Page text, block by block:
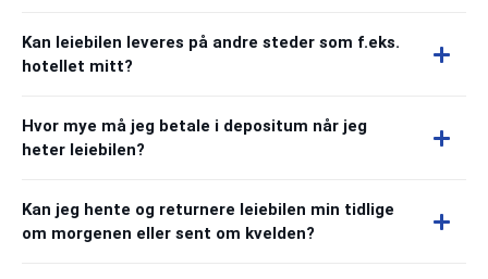
Kan leiebilen leveres på andre steder som f.eks.
hotellet mitt?
Hvor mye må jeg betale i depositum når jeg
heter leiebilen?
Kan jeg hente og returnere leiebilen min tidlige
om morgenen eller sent om kvelden?